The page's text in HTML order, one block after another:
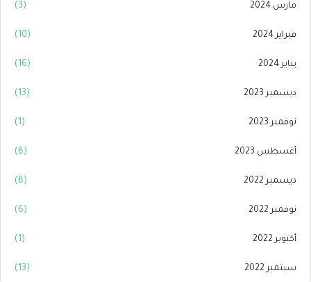
مارس 2024 (3)
فبراير 2024 (10)
يناير 2024 (16)
ديسمبر 2023 (13)
نوفمبر 2023 (1)
أغسطس 2023 (8)
ديسمبر 2022 (8)
نوفمبر 2022 (6)
أكتوبر 2022 (1)
سبتمبر 2022 (13)